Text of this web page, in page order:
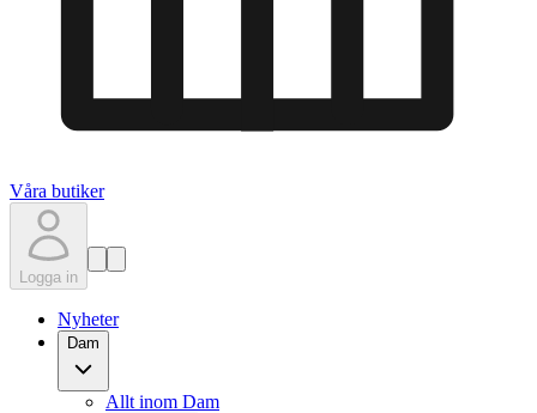
Våra butiker
Logga in
Nyheter
Dam
Allt inom Dam